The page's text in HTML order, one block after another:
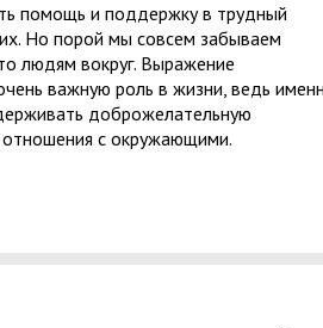
помощь и поддержку в трудный
Но порой мы совсем забываем
людям вокруг. Выражение
важную роль в жизни, ведь
доброжелательную
отношения с окружающими.